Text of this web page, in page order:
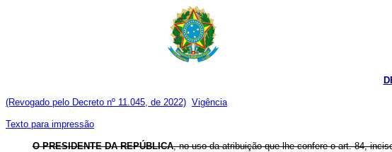
(Revogado pelo Decreto nº 11.045, de 2022) Vigência
Texto para impressão
O PRESIDENTE DA REPÚBLICA, no uso da atribuição que lhe confere o art. 84,